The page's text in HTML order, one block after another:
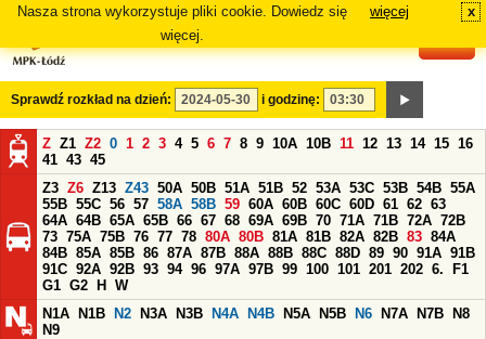
Nasza strona wykorzystuje pliki cookie. Dowiedz się
więcej.
więcej x
Sprawdź rozkład na dzień: i godzinę:
Z Z1 Z2 0 1 2 3 4 5 6 7 8 9 10A 10B 11 12 13 14 15 16
41 43 45
Z3 Z6 Z13 Z43 50A 50B 51A 51B 52 53A 53C 53B 54B 55A
55B 55C 56 57 58A 58B 59 60A 60B 60C 60D 61 62 63
64A 64B 65A 65B 66 67 68 69A 69B 70 71A 71B 72A 72B
73 75A 75B 76 77 78 80A 80B 81A 81B 82A 82B 83 84A
84B 85A 85B 86 87A 87B 88A 88B 88C 88D 89 90 91A 91B
91C 92A 92B 93 94 96 97A 97B 99 100 101 201 202 6.
F1
G1 G2 H
W
N1A
N1B N2 N3A N3B N4A N4B N5A N5B N6 N7A N7B
N8
N9